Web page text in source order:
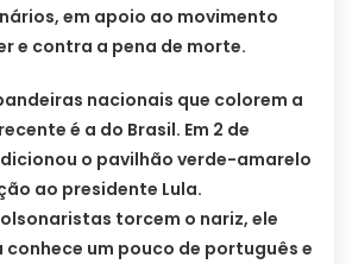
em apoio ao movimento
e contra a pena de morte.
nacionais que colorem a
é a do Brasil. Em 2 de
o pavilhão verde-amarelo
ao presidente Lula.
torcem o nariz, ele
um pouco de português e